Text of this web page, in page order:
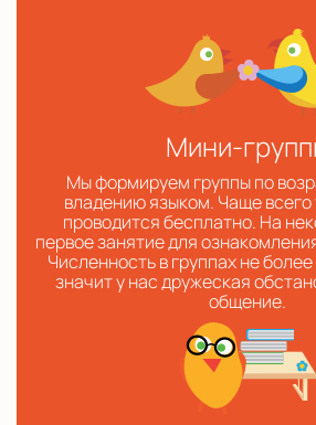
Мини-
Мы формируем группы по
владению языком. Чаще всего
проводится бесплатно. На
первое занятие для
Численность в группах не
значит у нас дружеская
общение.